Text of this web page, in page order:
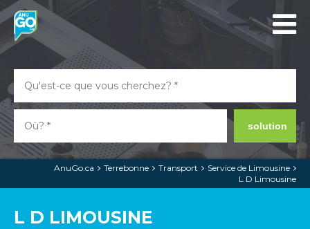
solution
AnuGo.ca Terrebonne Transport
Service de Limousine
L D Limousine
L D LIMOUSINE